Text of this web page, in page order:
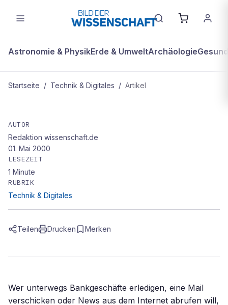
Astronomie & PhysikErde & UmweltArchäologie
Startseite / Technik & Digitales / Artikel
online-trends: Handy statt PC
AUTOR
Redaktion wissenschaft.de
01. Mai 2000
LESEZEIT
1 Minute
RUBRIK
Technik & Digitales
Teilen Drucken Merken
Wer unterwegs Bankgeschäfte erledigen, eine Mail
verschicken oder News aus dem Internet abrufen will,